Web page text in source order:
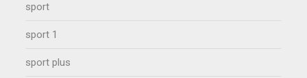
sport
sport 1
sport plus